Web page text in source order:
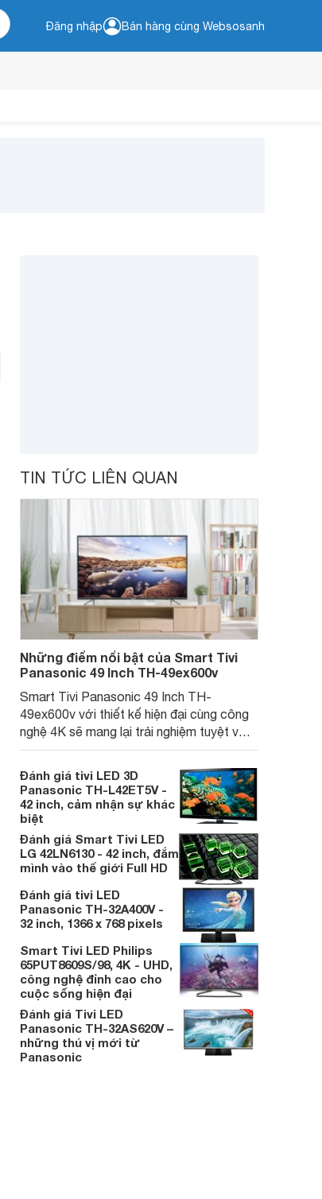
Đăng nhập Bán hàng cùng Websosanh
TIN TỨC LIÊN QUAN
Những điểm nổi bật của Smart Tivi
Panasonic 49 Inch TH-49ex600v
Smart Tivi Panasonic 49 Inch TH-
49ex600v với thiết kế hiện đại cùng công
nghệ 4K sẽ mang lại trải nghiệm tuyệt vời
cho gia đình bạn.
Đánh giá tivi LED 3D
Panasonic TH-L42ET5V -
42 inch, cảm nhận sự khác
biệt
Đánh giá Smart Tivi LED
LG 42LN6130 - 42 inch, đắm
mình vào thế giới Full HD
Đánh giá tivi LED
Panasonic TH-32A400V -
32 inch, 1366 x 768 pixels
Smart Tivi LED Philips
65PUT8609S/98, 4K - UHD,
công nghệ đỉnh cao cho
cuộc sống hiện đại
Đánh giá Tivi LED
Panasonic TH-32AS620V –
những thú vị mới từ
Panasonic